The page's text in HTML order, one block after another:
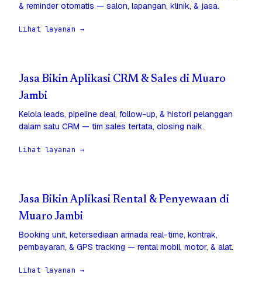
& reminder otomatis — salon, lapangan, klinik, & jasa.
Lihat layanan →
Jasa Bikin Aplikasi CRM & Sales di Muaro
Jambi
Kelola leads, pipeline deal, follow-up, & histori pelanggan
dalam satu CRM — tim sales tertata, closing naik.
Lihat layanan →
Jasa Bikin Aplikasi Rental & Penyewaan di
Muaro Jambi
Booking unit, ketersediaan armada real-time, kontrak,
pembayaran, & GPS tracking — rental mobil, motor, & alat.
Lihat layanan →